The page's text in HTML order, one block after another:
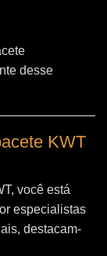
desse
KWT
você está
especialistas
destacam-